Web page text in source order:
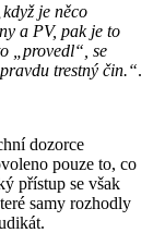
„když je něco
a PV, pak je to
„provedl“, se
trestný čin.“.
dozorce
pouze to, co
přístup se však
samy rozhodly